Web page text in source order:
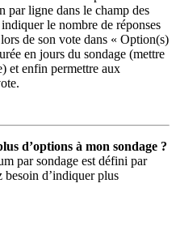
par ligne dans le champ des
le nombre de réponses
de son vote dans « Option(s)
en jours du sondage (mettre
et enfin permettre aux
d’options à mon sondage ?
par sondage est défini par
besoin d’indiquer plus